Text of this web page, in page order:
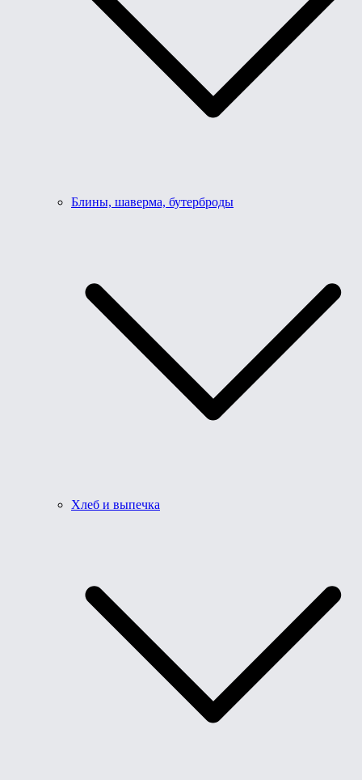
Блины, шаверма, бутерброды
Хлеб и выпечка